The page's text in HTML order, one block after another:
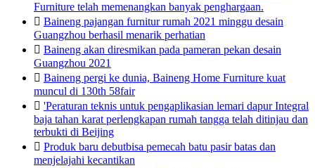
Furniture telah memenangkan banyak penghargaan.
 Baineng pajangan furnitur rumah 2021 minggu desain
Guangzhou berhasil menarik perhatian
 Baineng akan diresmikan pada pameran pekan desain
Guangzhou 2021
 Baineng pergi ke dunia, Baineng Home Furniture kuat
muncul di 130th 58fair
 'Peraturan teknis untuk pengaplikasian lemari dapur Integral
baja tahan karat perlengkapan rumah tangga telah ditinjau dan
terbukti di Beijing
 Produk baru debutbisa pemecah batu pasir batas dan
menjelajahi kecantikan